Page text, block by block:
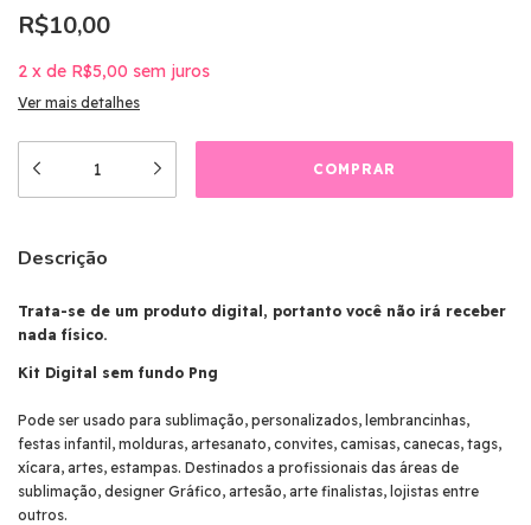
R$10,00
2 x de R$5,00 sem juros
Ver mais detalhes
Descrição
Trata-se de um produto digital, portanto você não irá receber
nada físico.
Kit Digital sem fundo Png
Pode ser usado para sublimação, personalizados, lembrancinhas,
festas infantil, molduras, artesanato, convites, camisas, canecas, tags,
xícara, artes, estampas. Destinados a profissionais das áreas de
sublimação, designer Gráfico, artesão, arte finalistas, lojistas entre
outros.